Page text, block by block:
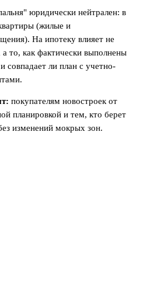
юридически нейтрален: в
(жилые и
На ипотеку влияет не
то, как фактически выполнены
совпадает ли план с учетно-
покупателям новостроек от
планировкой и тем, кто берет
изменений мокрых зон.